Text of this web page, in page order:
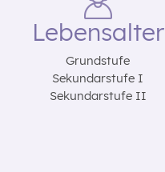
Lebensalter
Grundstufe
Sekundarstufe I
Sekundarstufe II